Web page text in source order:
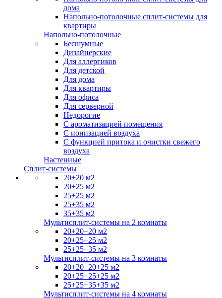
дома
Напольно-потолочные сплит-системы для
квартиры
Напольно-потолочные
Бесшумные
Дизайнерские
Для аллергиков
Для детской
Для дома
Для квартиры
Для офиса
Для серверной
Недорогие
С ароматизацией помещения
С ионизацией воздуха
С функцией притока и очистки свежего
воздуха
Настенные
Сплит-системы
20+20 м2
20+25 м2
25+25 м2
25+35 м2
35+35 м2
Мультисплит-системы на 2 комнаты
20+20+20 м2
20+25+25 м2
25+25+35 м2
Мультисплит-системы на 3 комнаты
20+20+20+25 м2
20+25+25+25 м2
25+25+35+35 м2
Мультисплит-системы на 4 комнаты